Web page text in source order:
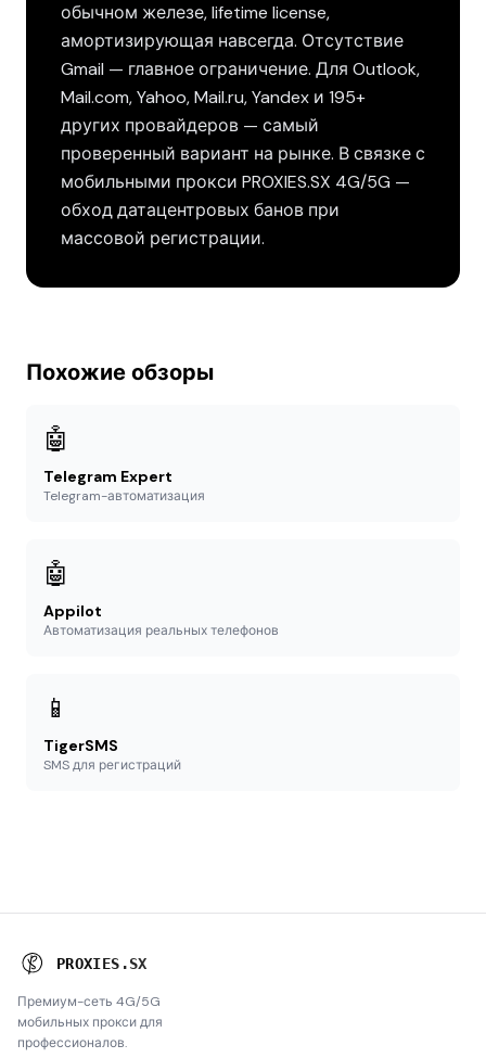
обычном железе, lifetime license,
амортизирующая навсегда. Отсутствие
Gmail — главное ограничение. Для Outlook,
Mail.com, Yahoo, Mail.ru, Yandex и 195+
других провайдеров — самый
проверенный вариант на рынке. В связке с
мобильными прокси PROXIES.SX 4G/5G —
обход датацентровых банов при
массовой регистрации.
Похожие обзоры
🤖
Telegram Expert
Telegram-автоматизация
🤖
Appilot
Автоматизация реальных телефонов
📱
TigerSMS
SMS для регистраций
PROXIES .SX
Премиум-сеть 4G/5G
мобильных прокси для
профессионалов.